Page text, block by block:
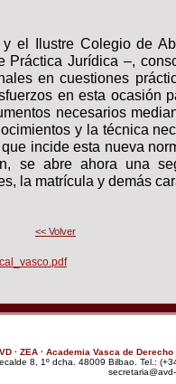
el Ilustre Colegio de
Jurídica –,
en cuestiones
en esta ocasión
necesarios
y la técnica
incide esta nueva
se abre ahora una
la matrícula y demás
<< Volver
· ZEA · Academia Vasca de
8, 1º dcha. 48009 Bilbao. Tel.:
moc.aez-